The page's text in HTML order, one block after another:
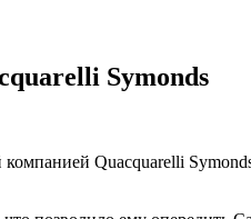
Symonds
Quacquarelli